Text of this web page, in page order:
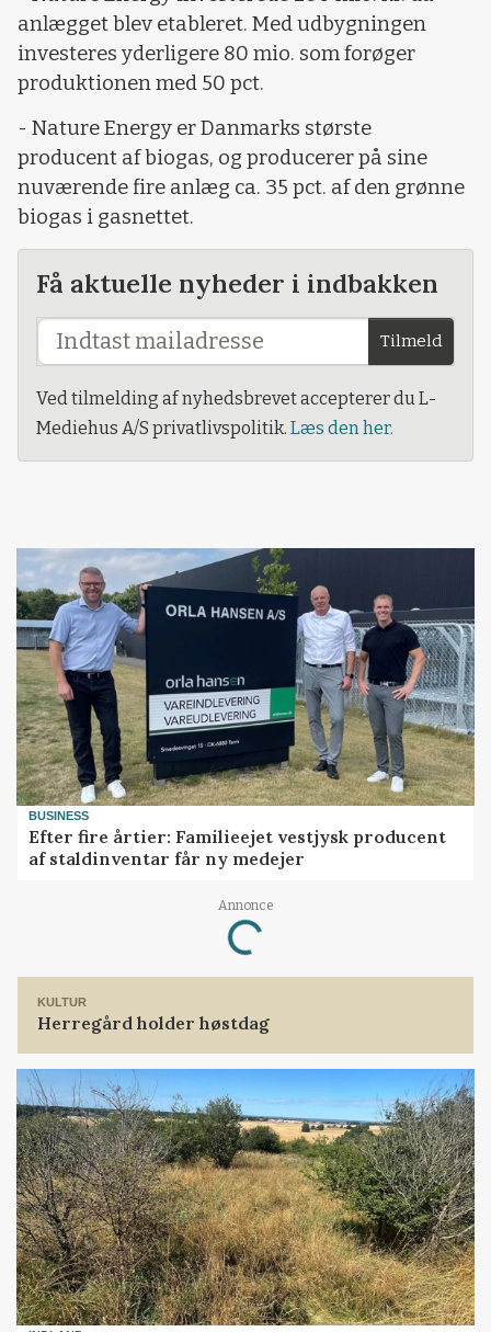
anlægget blev etableret. Med udbygningen
investeres yderligere 80 mio. som forøger
produktionen med 50 pct.
- Nature Energy er Danmarks største
producent af biogas, og producerer på sine
nuværende fire anlæg ca. 35 pct. af den grønne
biogas i gasnettet.
Få aktuelle nyheder i indbakken
Tilmeld
Ved tilmelding af nyhedsbrevet accepterer du L-
Mediehus A/S privatlivspolitik. Læs den her.
BUSINESS
Efter fire årtier: Familieejet vestjysk producent
af staldinventar får ny medejer
Annonce
Loading...
KULTUR
Herregård holder høstdag